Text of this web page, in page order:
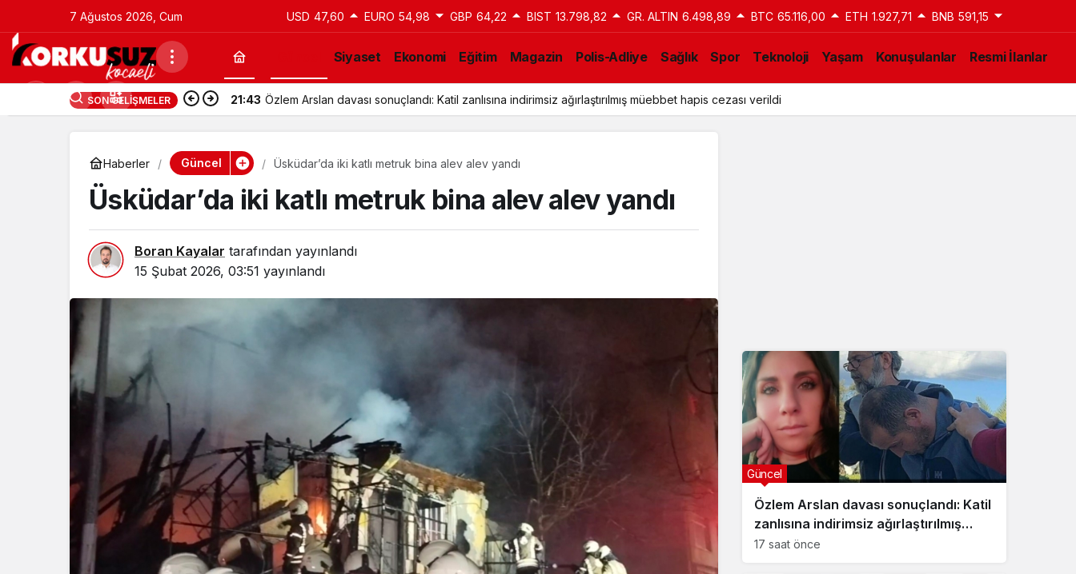
7 Ağustos 2026, Cum USD 47,60 EURO 54,98 GBP 64,22 BIST 13.798,82 GR. ALTIN 6.498,89 BTC 65.116,00 ETH 1.927,71 BNB 591,15
Siyaset Ekonomi Eğitim Magazin Polis-Adliye Sağlık Spor Teknoloji Yaşam Konuşulanlar Resmi İlanlar
SON GELIŞMELER 21:43 Özlem Arslan davası sonuçlandı: Katil zanlısına indirimsiz ağırlaştırılmış müebbet hapis cezası verildi
Haberler Güncel Üsküdar’da iki katlı metruk bina alev alev yandı
Üsküdar’da iki katlı metruk bina alev alev yandı
Boran Kayalar tarafından yayınlandı
15 Şubat 2026, 03:51 yayınlandı
Özlem Arslan davası sonuçlandı: Katil
zanlısına indirimsiz ağırlaştırılmış
müebbet hapis cezası verildi
17 saat önce
Güncel